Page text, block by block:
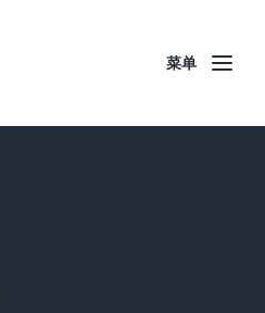
菜单